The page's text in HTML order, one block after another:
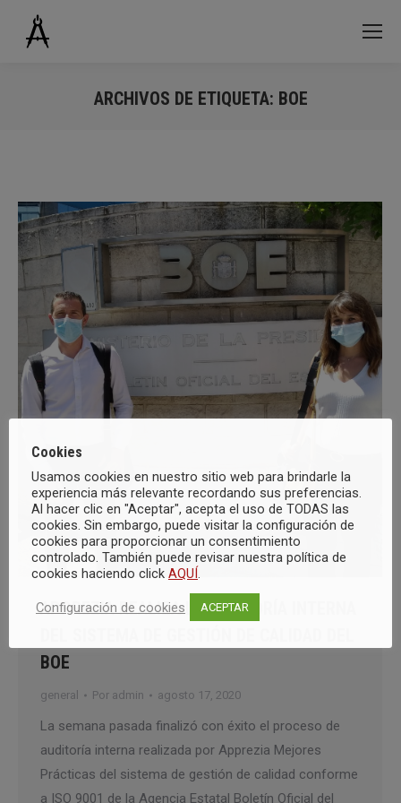
ARCHIVOS DE ETIQUETA: BOE
APPREZIA REALIZA LA AUDITORÍA INTERNA
BOE
general Por admin agosto 17, 2020
La semana pasada finalizó con éxito el proceso de
auditoría interna realizada por Apprezia Mejores
Prácticas del sistema de gestión de calidad conforme
a ISO 9001 de la Agencia Estatal Boletín Oficial del
Cookies
Usamos cookies en nuestro sitio web para brindarle la
experiencia más relevante recordando sus preferencias.
Al hacer clic en "Aceptar", acepta el uso de TODAS las
cookies. Sin embargo, puede visitar la configuración de
cookies para proporcionar un consentimiento
controlado. También puede revisar nuestra política de
cookies haciendo click AQUÍ.
Configuración de cookies ACEPTAR